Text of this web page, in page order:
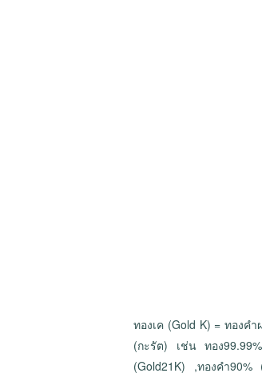
ทองเค (Gold K) = ทองค
(กะรัต) เช่น ทอง
(Gold21K) ,ทองคำ90%